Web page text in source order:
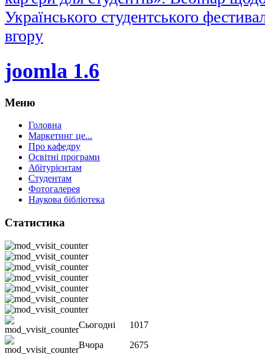
Українського студентського
вгору
joomla 1.6
Меню
Головна
Маркетинг це...
Про кафедру
Освітні програми
Абітурієнтам
Студентам
Фотогалерея
Наукова бібліотека
Статистика
Сьогодні
1017
Вчора
2675